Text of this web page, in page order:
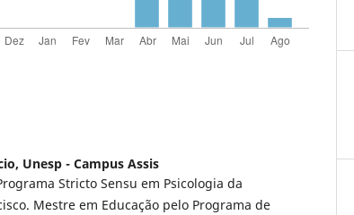
Unesp - Campus Assis
Stricto Sensu em Psicologia da
Mestre em Educação pelo Programa de